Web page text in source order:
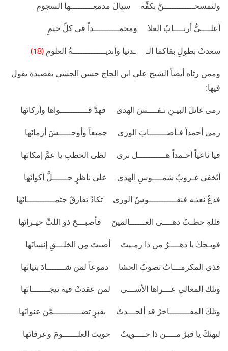
ولتمسحــــــــــــنَّ بكفِّه سيالَ مدمعِـــــــــها السجومِ
أعلــــيُّ أربــــابُ العلا ومحمــــــــــداً في كلِّ خيمِ
سعدتْ بطولِ بقاكما الـ ـدنيا وأنديـــــــــــــةُ العلومِ (18)
وممن رثاه أيضاً الشيخ علي ابن الحاج حسن الجشي بقصيدة يقول
فيها:
رمى غائلَ البيـنِ نـفــــسَ الهدى فهدَّ قـــــــــــواها وأركانَها
رمى أحمداً فـأصـــــــابَ الورى جميعاً وأوحـــــشَ أزمانَها
فيا ناعياً أحـمداً هـــــــــــل ترى لظى الخطبِ يا عمَّ إمكانَها
أيُخفى غـروبُ شمــــوسِ الهدى على ناظرٍ حــــــلَّ أكوانَها
فدعْ نعيَـه فنفـــــــــــوسُ الورى تكادُ تفارقُ جثمـــــــــــانَها
فللهِ خطـبٌ دهــــى العــــــالمينَ فأصبـــحَ ذو اللبِّ حيـرانَها
فويـحكَ يا دهــــرُ من ذا رمـيتَ أصبتَ مِن الخلـــقِ إنسانَها
فذي المكرمـــاتُ تصوبُ الحشا دموعاً لمن شـــــــادَ بنيانَها
وتلك المعالي عـــراها الأســـى لمن عقدتْ فيه تيجـــــــانَها
وتلكَ المفــــــــاخرُ قد ألحـــدتْ بقبرٍ تضـــــــــــمَّنَ عنوانَها
ليهنكَ يا قبرُ مــــن ذا حــــويتْ حويتَ العلــــــومَ وعرفانَها